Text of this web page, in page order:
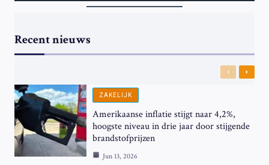
Recent nieuws
Previous
Next
ZAKELIJK
Amerikaanse inflatie stijgt naar 4,2%,
hoogste niveau in drie jaar door stijgende
brandstofprijzen
Jun 13, 2026